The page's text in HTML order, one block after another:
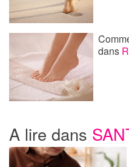
dans
A lire dans